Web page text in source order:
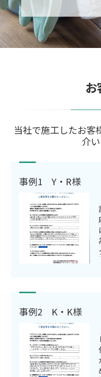
お
当社で施工したお客
介い
事例1 Y・R様
事例2 K・K様